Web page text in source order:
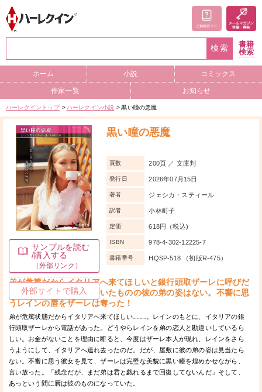
検索
書籍
検索
ホーム 小説 コミックス
作家一覧 お知らせ
ハーレクイントップ ハーレクイン小説 黒い瞳の悪魔
サンプルを読む
/購入する
（外部リンク）
外部サイトで購入
黒い瞳の悪魔
弟が危篤だからイタリアへ来てほしいと銀行頭取ザーレに呼びだ
されたレイン。屋敷についたものの彼の弟の姿はない。不審に思
うレインの唇をザーレは奪った！
弟が危篤状態だからイタリアへ来てほしい……。レインのもとに、イタリアの銀
行頭取ザーレから電話があった。どうやらレインを弟の恋人と勘違いしているら
しい。お金がないことを理由に断ると、今度はザーレ本人が現れ、レインをさら
うようにして、イタリアへ連れ去ったのだ。だが、屋敷に彼の弟の姿は見当たら
ない。不審に思う彼女を見て、ザーレは完璧な美貌に黒い瞳を煌めかせながら、
言い放った。「残念だが、まだ弟は君と戯れるまで回復してないんだ」そして、
あっという間に唇は彼のものになっていた。
頁数 200頁 ／ 文庫判
発行日 2026年07月15日
著者 ジェシカ・スティール
訳者 小林町子
定価 618円（税込)
ISBN 978-4-302-12225-7
書籍番号 HQSP-518 （初版R-475）